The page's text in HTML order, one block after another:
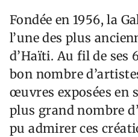
Fondée en 1956, la
l’une des plus
d’Haïti. Au fil de ses
bon nombre
œuvres exposées en
plus grand nombre
pu admirer ces